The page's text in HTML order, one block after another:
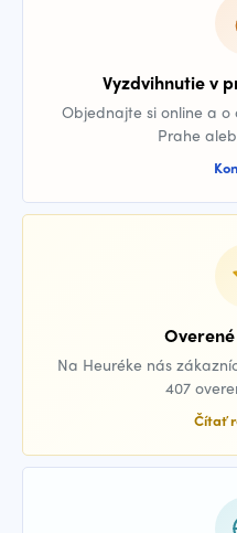
Vyzdvihnutie v
Objednajte si online a o
Prahe
Na Heuréke nás
407
Čítať